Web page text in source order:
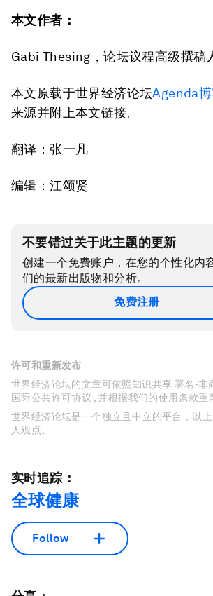
本文作者：
Gabi Thesing，论坛议程高级撰稿
本文原载于世界经济论坛Agenda
来源并附上本文链接。
翻译：张一凡
编辑：江颂贤
不要错过关于此主题的更新
创建一个免费账户，在您的个性化内
们的最新出版物和分析。
免费注册
许可和重新发布
世界经济论坛的文章可依照知识共享 署名-非
国际公共许可协议 , 并根据我们的使用条款重
世界经济论坛是一个独立且中立的平台，以
人观点。
实时追踪：
全球健康
Follow